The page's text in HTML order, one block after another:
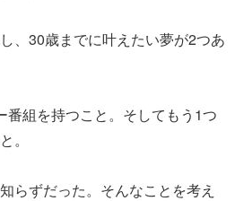
、30歳までに叶えたい夢が2つあ
番組を持つこと。そしてもう1つ
。
らずだった。そんなことを考え